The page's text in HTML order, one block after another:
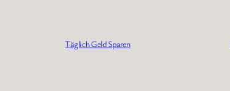
Täglich Geld Sparen